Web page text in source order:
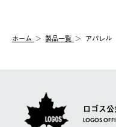
【配送業者】
佐川急便にて配送されます。
一度お手元の商品を返品い
ホーム 製品一覧 アパレル
ロゴス
LOGOS